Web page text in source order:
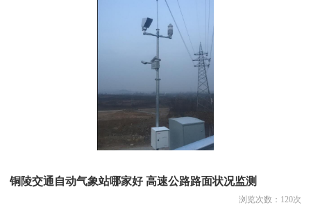
铜陵交通自动气象站哪家好 高速公路路面状况监测
浏览次数： 120次